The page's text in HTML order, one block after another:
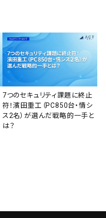
7つのセキュリティ課題に終止
符！濱田重工（PC850台・情シ
ス2名）が選んだ戦略的一手と
は？